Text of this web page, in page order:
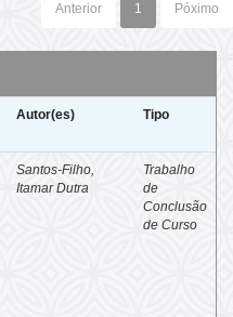
Anterior 1 Póximo
Autor(es) Tipo
Santos-Filho,
Itamar Dutra
Trabalho
de
Conclusão
de Curso